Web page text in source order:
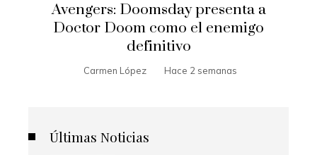
Avengers: Doomsday presenta a
Doctor Doom como el enemigo
definitivo
Carmen López Hace 2 semanas
Últimas Noticias